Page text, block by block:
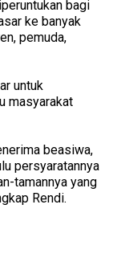
bagi
ke banyak
pemuda,
untuk
masyarakat
beasiwa,
persyaratannya
tamannya yang
Rendi.